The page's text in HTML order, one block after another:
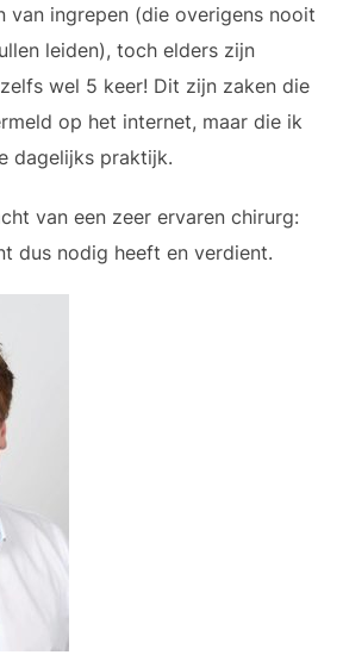
van ingrepen (die overigens nooit
leiden), toch elders zijn
wel 5 keer! Dit zijn zaken die
op het internet, maar die ik
dagelijks praktijk.
van een zeer ervaren chirurg:
dus nodig heeft en verdient.